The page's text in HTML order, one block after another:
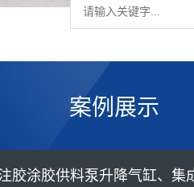
案例展示
胶涂胶供料泵升降气缸、集